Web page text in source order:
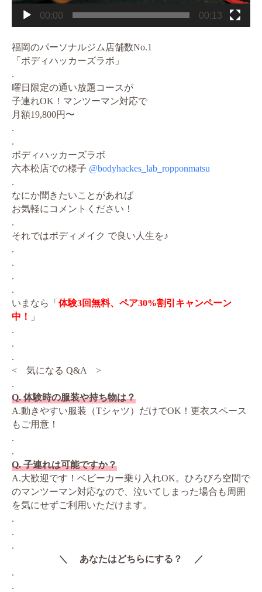
00:00 00:13
福岡のパーソナルジム店舗数No.1
「ボディハッカーズラボ」
.
曜日限定の通い放題コースが
子連れOK！マンツーマン対応で
月額19,800円〜
.
.
ボディハッカーズラボ
六本松店での様子 @bodyhackes_lab_ropponmatsu
.
なにか聞きたいことがあれば
お気軽にコメントください！
.
それではボディメイク で良い人生を♪
.
.
.
.
いまなら「 体験3回無料、ペア30%割引キャンペーン
中！
」
.
.
.
< 気になる Q&A >
.
Q. 体験時の服装や持ち物は？
A.動きやすい服装（Tシャツ）だけでOK！更衣スペース
もご用意！
.
.
Q. 子連れは可能ですか？
A.大歓迎です！ベビーカー乗り入れOK。ひろびろ空間で
のマンツーマン対応なので、泣いてしまった場合も周囲
を気にせずご利用いただけます。
.
.
.
＼ あなたはどちらにする？ ／
.
.